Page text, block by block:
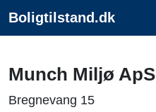
Boligtilstand.dk
Munch Miljø ApS
Bregnevang 15